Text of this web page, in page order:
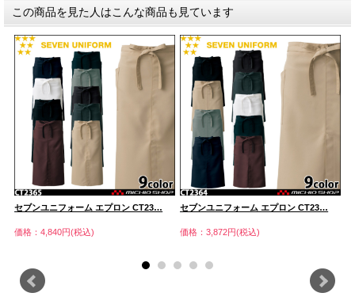
この商品を見た人はこんな商品も見ています
セブンユニフォーム エプロン CT23…
価格：4,840円(税込)
セブンユニフォーム エプロン CT23…
価格：3,872円(税込)